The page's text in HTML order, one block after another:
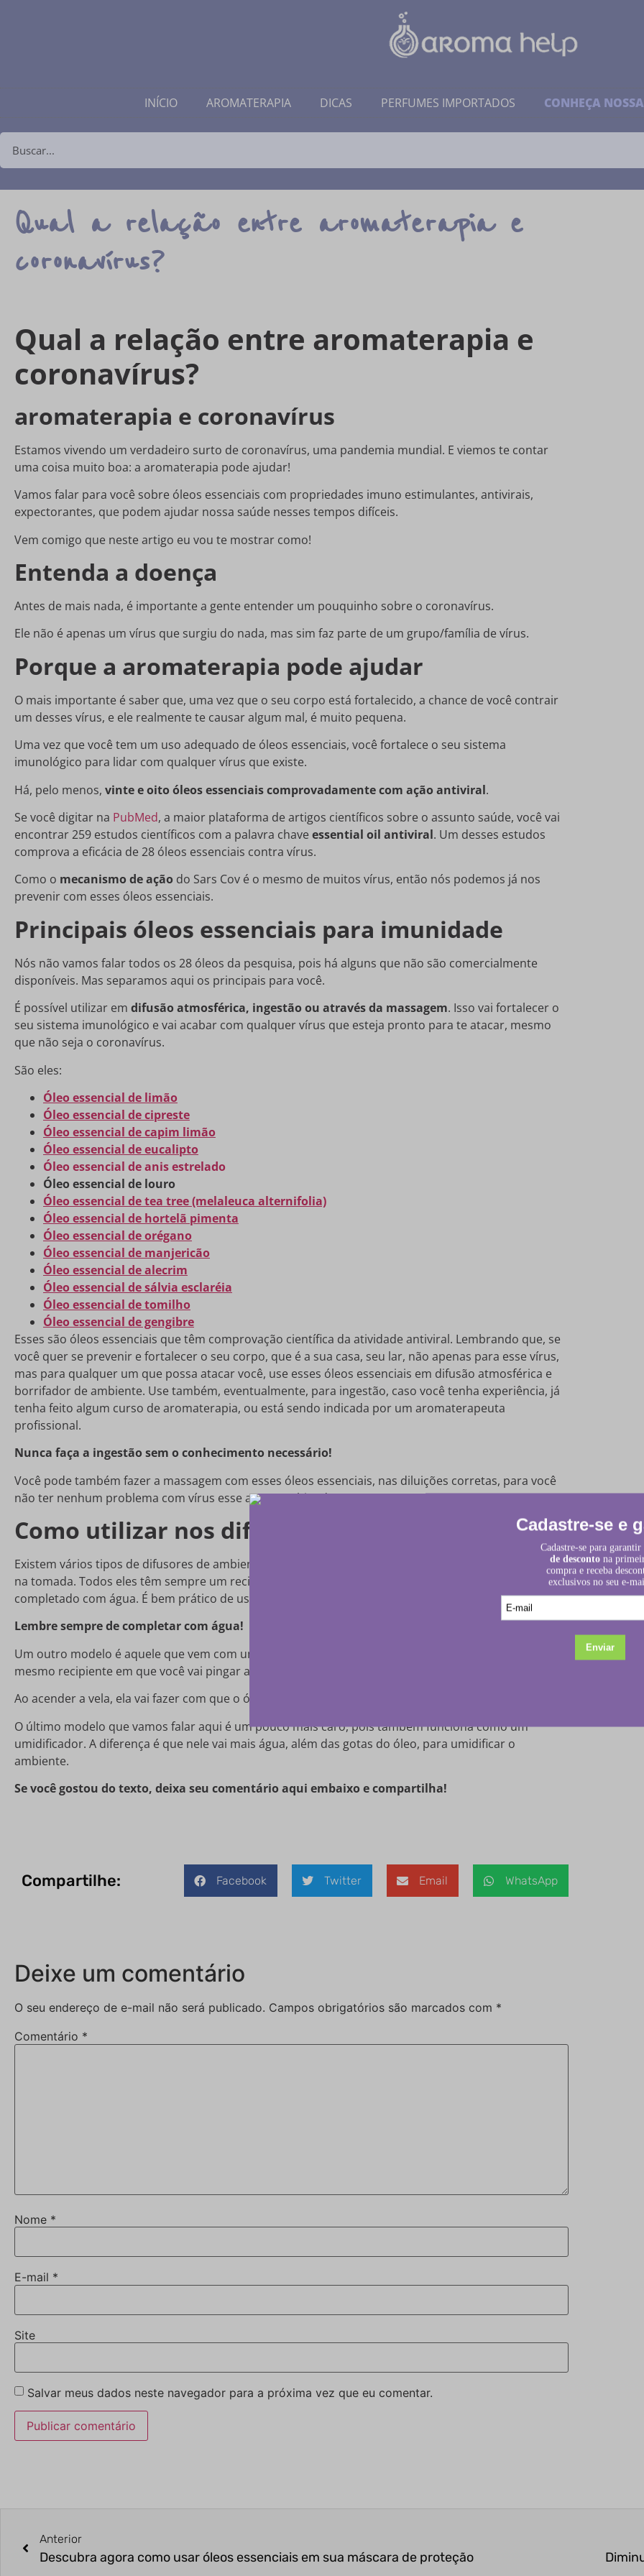
INÍCIO AROMATERAPIA DICAS PERFUMES IMPORTADOS CONHEÇA
Qual a relação entre aromaterapia e
coronavírus?
Qual a relação entre aromaterapia e
coronavírus?
aromaterapia e coronavírus
Estamos vivendo um verdadeiro surto de coronavírus, uma pandemia mundial. E viemos te contar
uma coisa muito boa: a aromaterapia pode ajudar!
Vamos falar para você sobre óleos essenciais com propriedades imuno estimulantes, antivirais,
expectorantes, que podem ajudar nossa saúde nesses tempos difíceis.
Vem comigo que neste artigo eu vou te mostrar como!
Entenda a doença
Antes de mais nada, é importante a gente entender um pouquinho sobre o coronavírus.
Ele não é apenas um vírus que surgiu do nada, mas sim faz parte de um grupo/família de vírus.
Porque a aromaterapia pode ajudar
O mais importante é saber que, uma vez que o seu corpo está fortalecido, a chance de você contrair
um desses vírus, e ele realmente te causar algum mal, é muito pequena.
Uma vez que você tem um uso adequado de óleos essenciais, você fortalece o seu sistema
imunológico para lidar com qualquer vírus que existe.
Há, pelo menos, vinte e oito óleos essenciais comprovadamente com ação antiviral.
Se você digitar na PubMed, a maior plataforma de artigos científicos sobre o assunto saúde, você vai
encontrar 259 estudos científicos com a palavra chave essential oil antiviral. Um desses estudos
comprova a eficácia de 28 óleos essenciais contra vírus.
Como o mecanismo de ação do Sars Cov é o mesmo de muitos vírus, então nós podemos já nos
prevenir com esses óleos essenciais.
Principais óleos essenciais para imunidade
Nós não vamos falar todos os 28 óleos da pesquisa, pois há alguns que não são comercialmente
disponíveis. Mas separamos aqui os principais para você.
É possível utilizar em difusão atmosférica, ingestão ou através da massagem. Isso vai fortalecer o
seu sistema imunológico e vai acabar com qualquer vírus que esteja pronto para te atacar, mesmo
que não seja o coronavírus.
São eles:
Óleo essencial de limão
Óleo essencial de cipreste
Óleo essencial de capim limão
Óleo essencial de eucalipto
Óleo essencial de anis estrelado
Óleo essencial de louro
Óleo essencial de tea tree (melaleuca alternifolia)
Óleo essencial de hortelã pimenta
Óleo essencial de orégano
Óleo essencial de manjericão
Óleo essencial de alecrim
Óleo essencial de sálvia esclaréia
Óleo essencial de tomilho
Óleo essencial de gengibre
Esses são óleos essenciais que têm comprovação científica da atividade antiviral. Lembrando que, se
você quer se prevenir e fortalecer o seu corpo, que é a sua casa, seu lar, não apenas para esse vírus,
mas para qualquer um que possa atacar você, use esses óleos essenciais em difusão atmosférica e
borrifador de ambiente. Use também, eventualmente, para ingestão, caso você tenha experiência, já
tenha feito algum curso de aromaterapia, ou está sendo indicada por um aromaterapeuta
profissional.
Nunca faça a ingestão sem o conhecimento necessário!
Você pode também fazer a massagem com esses óleos essenciais, nas diluições corretas, para você
não ter nenhum problema com vírus esse ano. Combinado?
Como utilizar nos difusores de ambiente
Existem vários tipos de difusores de ambiente! O mais simples e fácil de usar é o que se coloca direto
na tomada. Todos eles têm sempre um recipiente onde vão as gotas de óleo e que deve ser
completado com água. É bem prático de usar!
Lembre sempre de completar com água!
Um outro modelo é aquele que vem com uma cavidade, onde deve ir uma vela. No topo, ele tem o
mesmo recipiente em que você vai pingar as gotinhas de óleo e completar com água.
Ao acender a vela, ela vai fazer com que o óleo evapore, aromatizando o ambiente.
O último modelo que vamos falar aqui é um pouco mais caro, pois também funciona como um
umidificador. A diferença é que nele vai mais água, além das gotas do óleo, para umidificar o
ambiente.
Se você gostou do texto, deixa seu comentário aqui embaixo e compartilha!
Compartilhe: Facebook Twitter Email WhatsApp
Deixe um comentário
O seu endereço de e-mail não será publicado. Campos obrigatórios são marcados com *
Comentário *
Nome *
E-mail *
Site
Salvar meus dados neste navegador para a próxima vez que eu comentar.
Anterior
Descubra agora como usar óleos essenciais em sua máscara de proteção